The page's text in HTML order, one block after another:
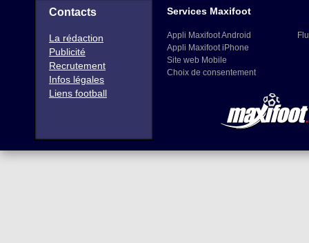
Contacts
La rédaction
Publicité
Recrutement
Infos légales
Liens football
Services Maxifoot
Appli Maxifoot Android
Appli Maxifoot iPhone
Site web Mobile
Choix de consentement